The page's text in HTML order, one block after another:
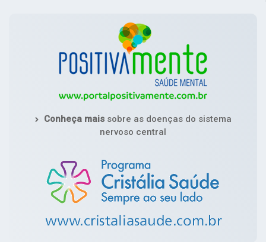
Conheça maissobre as doenças do sistema
nervoso central